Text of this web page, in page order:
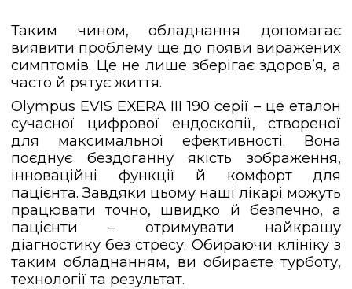
Таким чином, обладнання допомагає
виявити проблему ще до появи виражених
симптомів. Це не лише зберігає здоров’я, а
часто й рятує життя.
Olympus EVIS EXERA III 190 серії – це еталон
сучасної цифрової ендоскопії, створеної
для максимальної ефективності. Вона
поєднує бездоганну якість зображення,
інноваційні функції й комфорт для
пацієнта. Завдяки цьому наші лікарі можуть
працювати точно, швидко й безпечно, а
пацієнти – отримувати найкращу
діагностику без стресу. Обираючи клініку з
таким обладнанням, ви обираєте турботу,
технології та результат.